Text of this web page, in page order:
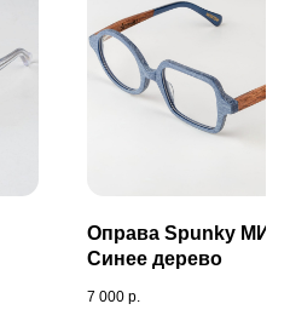
Оправа Spunky
Синее дерево
7 000 р.